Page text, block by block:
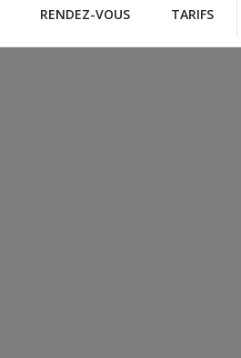
RENDEZ-VOUS TARIFS